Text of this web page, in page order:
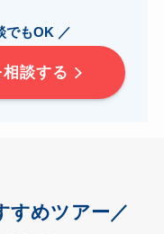
でもOK ／
談する
すめツアー／